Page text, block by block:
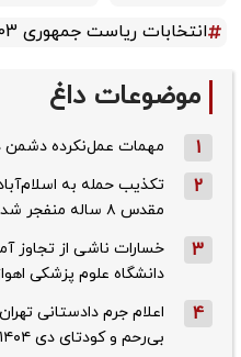
انتخابات ریاست جمهوری 1403
موضوعات داغ
1 مهمات عمل‌نکرده دشمن
2
تکذیب حمله به
مقدس ۸ ساله منفجر شد
3
خسارات ناشی از تجاوز
دانشگاه علوم پزشکی
4
اعلام جرم دادستانی
بی‌رحم و کودتای دی‌ ۱۴۰۴ و جنگ رمضان